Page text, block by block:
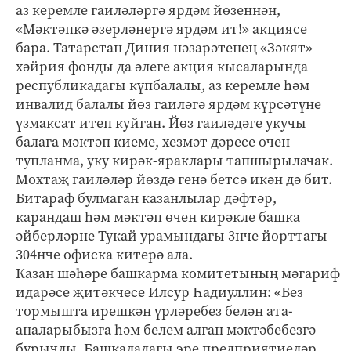
аз керемле гаиләләргә ярдәм йөзеннән,
«Мәктәпкә әзерләнергә ярдәм ит!» акциясе
бара. Татарстан Диния нәзарәтенең «Зәкят»
хәйрия фонды да әлеге акция кысаларында
республикадагы күпбалалы, аз керемле һәм
инвалид балалы йөз гаиләгә ярдәм күрсәтүне
үзмаксат итеп куйган. Йөз гаиләдәге укучы
балага мәктәп киеме, хезмәт дәресе өчен
тупланма, уку кирәк-яраклары тапшырылачак.
Мохтаҗ гаиләләр йөздә генә бетсә икән дә бит.
Битараф булмаган казанлылар дәфтәр,
карандаш һәм мәктәп өчен кирәкле башка
әйберләрне Тукай урамындагы 3нче йорттагы
304нче офиска китерә ала.
Казан шәһәре башкарма комитетының мәгариф
идарәсе җитәкчесе Илсур Һадиуллин: «Без
тормышта ирешкән үрләребез белән ата-
аналарыбызга һәм белем алган мәктәбебезгә